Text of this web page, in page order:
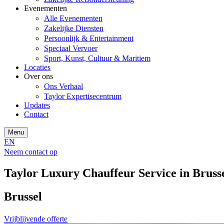
Evenementen
Alle Evenementen
Zakelijke Diensten
Persoonlijk & Entertainment
Speciaal Vervoer
Sport, Kunst, Cultuur & Maritiem
Locaties
Over ons
Ons Verhaal
Taylor Expertisecentrum
Updates
Contact
Menu
EN
Neem contact op
Taylor Luxury Chauffeur Service in
Brussel
Vrijblijvende offerte